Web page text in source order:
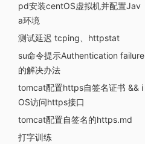
pd安装centOS虚拟机并配置Jav
a环境
测试延迟 tcping、httpstat
su命令提示Authentication failure
的解决办法
tomcat配置https自签名证书 && i
OS访问https接口
tomcat配置自签名的https.md
打字训练